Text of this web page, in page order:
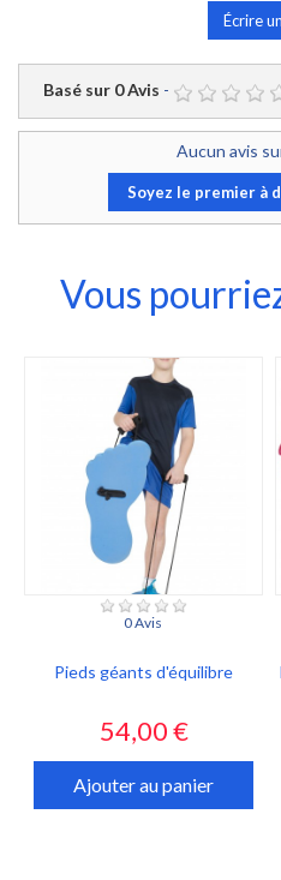
Écrire
Basé sur 0Avis -
Aucun avis
Soyez le premier à
Vous
0 Avis
Pieds géants d'équilibre
Prix
54,00 €
Ajouter au panier